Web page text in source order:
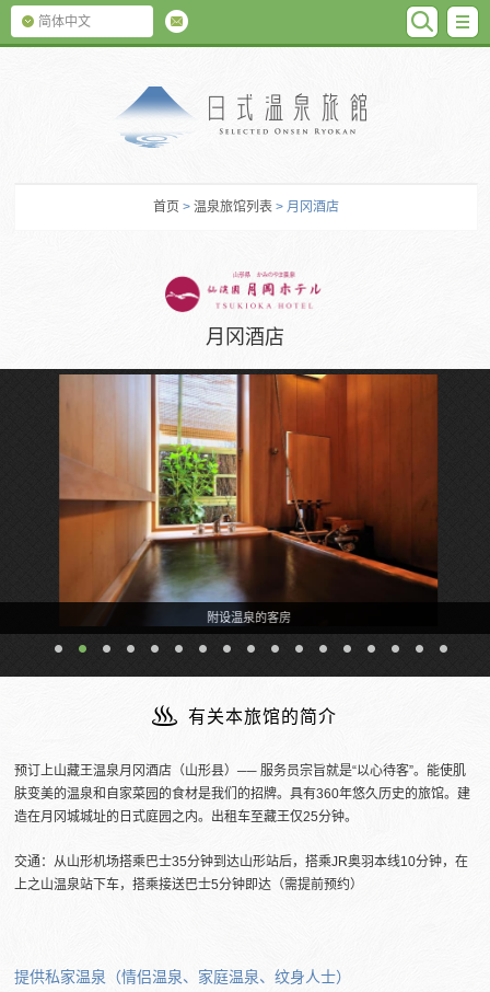
简体中文
首页 > 温泉旅馆列表 > 月冈酒店
月冈酒店
附设温泉的客房
有关本旅馆的简介
预订上山藏王温泉月冈酒店（山形县）── 服务员宗旨就是“以心待客”。能使肌
肤变美的温泉和自家菜园的食材是我们的招牌。具有360年悠久历史的旅馆。建
造在月冈城城址的日式庭园之内。出租车至藏王仅25分钟。
交通：从山形机场搭乘巴士35分钟到达山形站后，搭乘JR奥羽本线10分钟，在
上之山温泉站下车，搭乘接送巴士5分钟即达（需提前预约）
提供私家温泉（情侣温泉、家庭温泉、纹身人士）